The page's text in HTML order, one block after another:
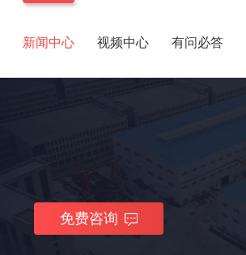
新闻中心 视频中心 有问必答
免费咨询